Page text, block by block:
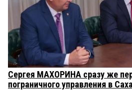
Сергея МАХОРИНА сразу же
пограничного управления в